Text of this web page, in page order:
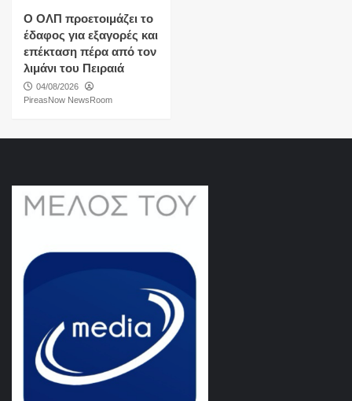
O ΟΛΠ προετοιμάζει το
έδαφος για εξαγορές και
επέκταση πέρα από τον
λιμάνι του Πειραιά
04/08/2026
PireasNow NewsRoom